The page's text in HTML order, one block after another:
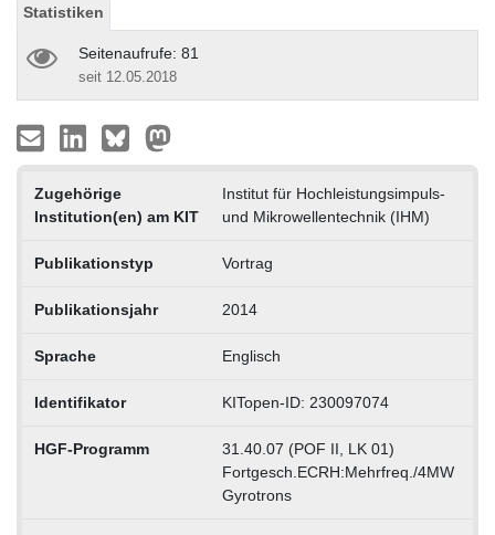
Statistiken
Seitenaufrufe: 81
seit 12.05.2018
Zugehörige
Institution(en) am KIT
Institut für Hochleistungsimpuls-
und Mikrowellentechnik (IHM)
Publikationstyp Vortrag
Publikationsjahr 2014
Sprache Englisch
Identifikator KITopen-ID: 230097074
HGF-Programm
31.40.07 (POF II, LK 01)
Fortgesch.ECRH:Mehrfreq./4MW
Gyrotrons